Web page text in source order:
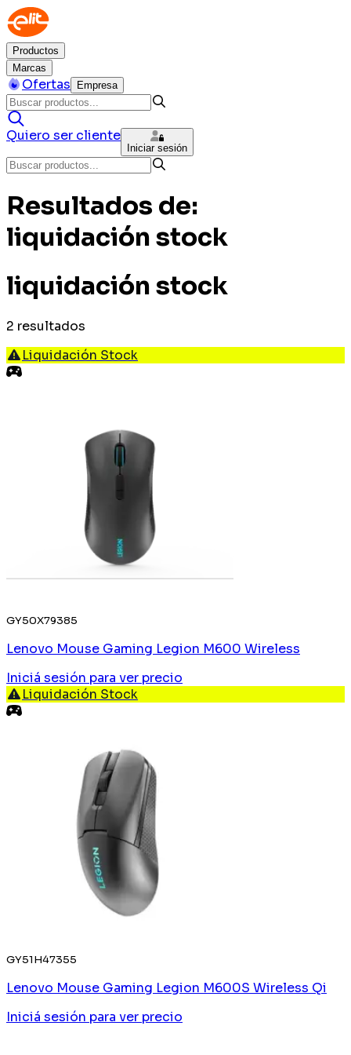
Productos
Marcas
Ofertas Empresa
Quiero ser cliente
Iniciar sesión
Resultados de:
liquidación stock
liquidación stock
2 resultados
Liquidación Stock
GY50X79385
Lenovo Mouse Gaming Legion M600 Wireless
Iniciá sesión para ver precio
Liquidación Stock
GY51H47355
Lenovo Mouse Gaming Legion M600S Wireless Qi
Iniciá sesión para ver precio